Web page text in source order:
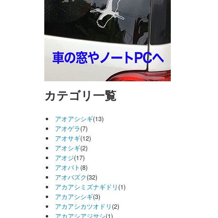
カテゴリ一覧
アオアシシギ(13)
アオゲラ(7)
アオサギ(12)
アオシギ(2)
アオジ(17)
アオバト (8)
アオバズク(32)
アカアシミズナギドリ (1)
アカアシシギ(3)
アカアシカツオドリ (2)
アカアシアジサシ(1)